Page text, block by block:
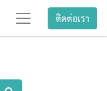
ติดต่อเรา